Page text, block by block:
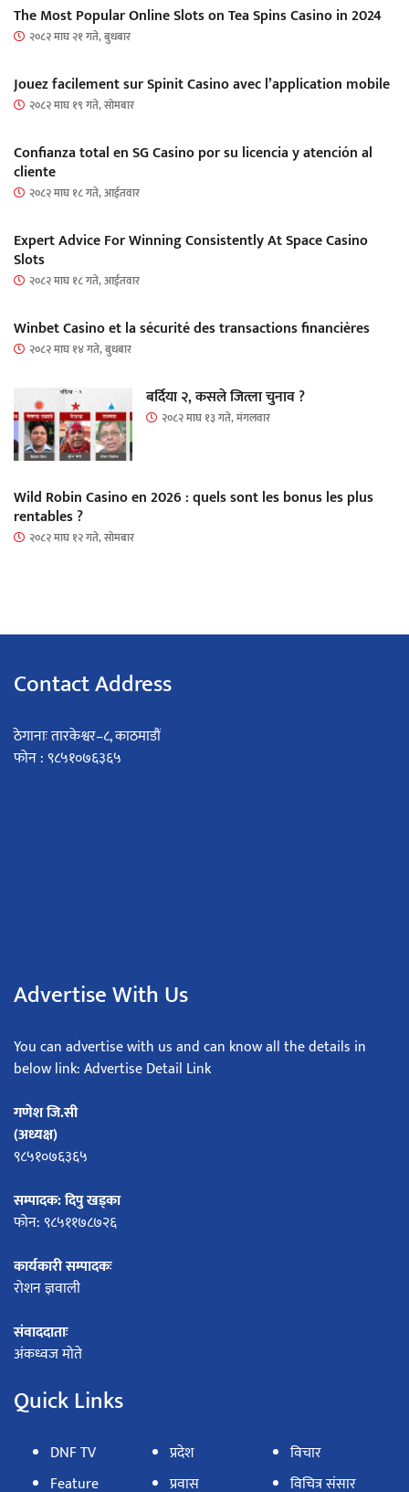
The Most Popular Online Slots on Tea Spins Casino in 2024
२०८२ माघ २१ गते, बुधबार
Jouez facilement sur Spinit Casino avec l’application mobile
२०८२ माघ १९ गते, सोमबार
Confianza total en SG Casino por su licencia y atención al
cliente
२०८२ माघ १८ गते, आईतवार
Expert Advice For Winning Consistently At Space Casino
Slots
२०८२ माघ १८ गते, आईतवार
Winbet Casino et la sécurité des transactions financières
२०८२ माघ १४ गते, बुधबार
बर्दिया २, कसले जित्ला चुनाव ?
२०८२ माघ १३ गते, मंगलवार
Wild Robin Casino en 2026 : quels sont les bonus les plus
rentables ?
२०८२ माघ १२ गते, सोमबार
Contact Address
ठेगानाः तारकेश्वर–८, काठमाडौं
फोन : ९८५१०७६३६५
Advertise With Us
You can advertise with us and can know all the details in
below link: Advertise Detail Link
गणेश जि.सी
(अध्यक्ष)
९८५१०७६३६५
सम्पादक: दिपु खड्का
फोन: ९८५११७८७२६
कार्यकारी सम्पादकः
रोशन ज्ञवाली
संवाददाताः
अंकध्वज मोते
Quick Links
DNF TV
Feature
प्रदेश
प्रवास
विचार
विचित्र संसार